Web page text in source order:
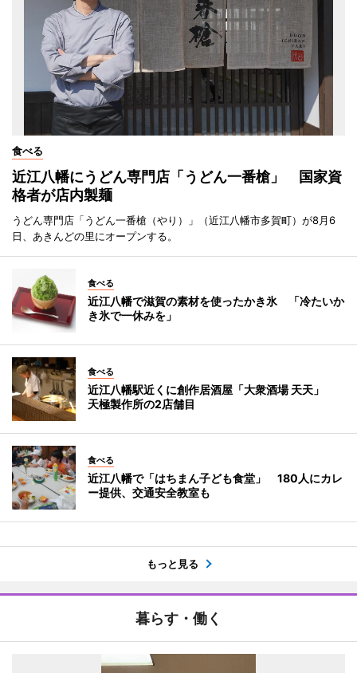
食べる
近江八幡にうどん専門店「うどん一番槍」 国家資
格者が店内製麺
うどん専門店「うどん一番槍（やり）」（近江八幡市多賀町）が8月6
日、あきんどの里にオープンする。
食べる
近江八幡で滋賀の素材を使ったかき氷 「冷たいか
き氷で一休みを」
食べる
近江八幡駅近くに創作居酒屋「大衆酒場 天天」
天極製作所の2店舗目
食べる
近江八幡で「はちまん子ども食堂」 180人にカレ
ー提供、交通安全教室も
もっと見る
暮らす・働く